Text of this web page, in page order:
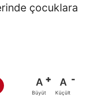
çocuklara
A
Büyüt
A
Küçült